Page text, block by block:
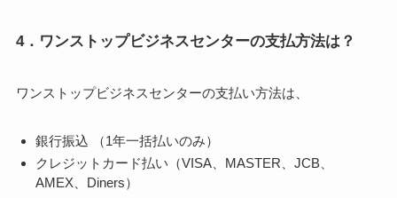
4．ワンストップビジネスセンターの支払方法は？
ワンストップビジネスセンターの支払い方法は、
銀行振込 （1年一括払いのみ）
クレジットカード払い（VISA、MASTER、JCB、
AMEX、Diners）